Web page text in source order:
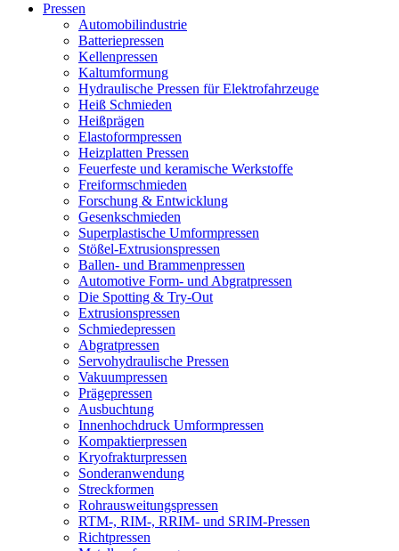
Pressen
Automobilindustrie
Batteriepressen
Kellenpressen
Kaltumformung
Hydraulische Pressen für Elektrofahrzeuge
Heiß Schmieden
Heißprägen
Elastoformpressen
Heizplatten Pressen
Feuerfeste und keramische Werkstoffe
Freiformschmieden
Forschung & Entwicklung
Gesenkschmieden
Superplastische Umformpressen
Stößel-Extrusionspressen
Ballen- und Brammenpressen
Automotive Form- und Abgratpressen
Die Spotting & Try-Out
Extrusionspressen
Schmiedepressen
Abgratpressen
Servohydraulische Pressen​
Vakuumpressen
Prägepressen
Ausbuchtung
Innenhochdruck Umformpressen
Kompaktierpressen
Kryofrakturpressen
Sonderanwendung
Streckformen
Rohrausweitungspressen
RTM-, RIM-, RRIM- und SRIM-Pressen
Richtpressen